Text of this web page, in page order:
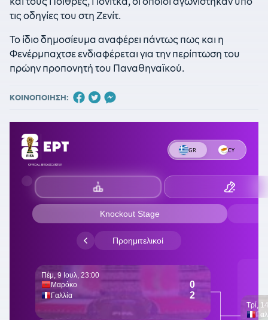
τις οδηγίες του στη Ζενίτ.
Το ίδιο δημοσίευμα αναφέρει πάντως πως και η
Φενέρμπαχτσε ενδιαφέρεται για την περίπτωση του
πρώην προπονητή του Παναθηναϊκού.
ΚΟΙΝΟΠΟΙΗΣΗ: